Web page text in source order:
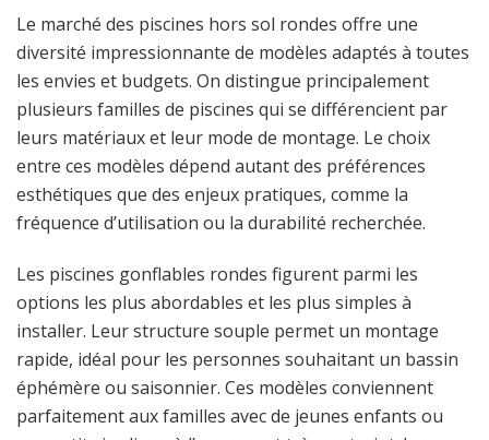
Le marché des piscines hors sol rondes offre une
diversité impressionnante de modèles adaptés à toutes
les envies et budgets. On distingue principalement
plusieurs familles de piscines qui se différencient par
leurs matériaux et leur mode de montage. Le choix
entre ces modèles dépend autant des préférences
esthétiques que des enjeux pratiques, comme la
fréquence d’utilisation ou la durabilité recherchée.
Les piscines gonflables rondes figurent parmi les
options les plus abordables et les plus simples à
installer. Leur structure souple permet un montage
rapide, idéal pour les personnes souhaitant un bassin
éphémère ou saisonnier. Ces modèles conviennent
parfaitement aux familles avec de jeunes enfants ou